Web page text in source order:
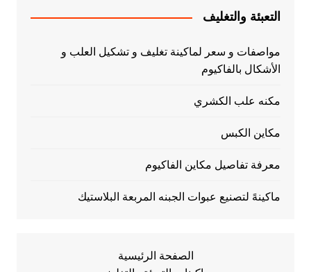
التعبئة والتغليف
مواصفات و سعر لماكينة تغليف و تشكيل العلب و
الأشكال بالفاكيوم
مكنه علب الكشري
مكاين الكبس
معرفة تفاصيل مكاين الفاكيوم
ماكينهً لتصنيع عبوات الجبنه المربعة البلاستيك
الصفحة الرئيسية